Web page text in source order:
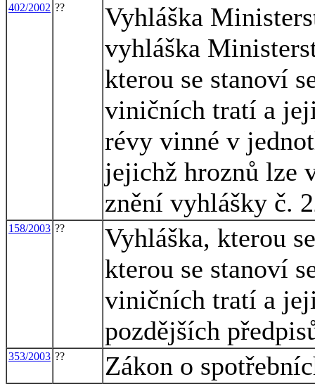
402/2002 ??
Vyhláška
vyhláška
kterou se stanoví
viničních tratí a
révy vinné v
jejichž hroznů lze
znění vyhlášky č.
158/2003 ??
Vyhláška, kterou
kterou se stanoví
viničních tratí a
pozdějších
353/2003 ?? Zákon o